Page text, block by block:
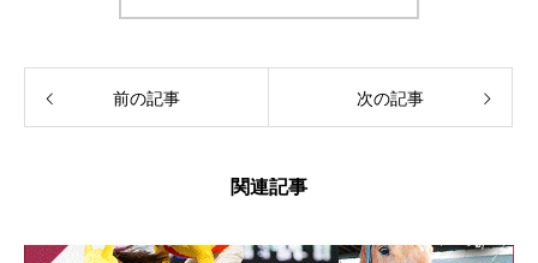
前の記事 次の記事
関連記事